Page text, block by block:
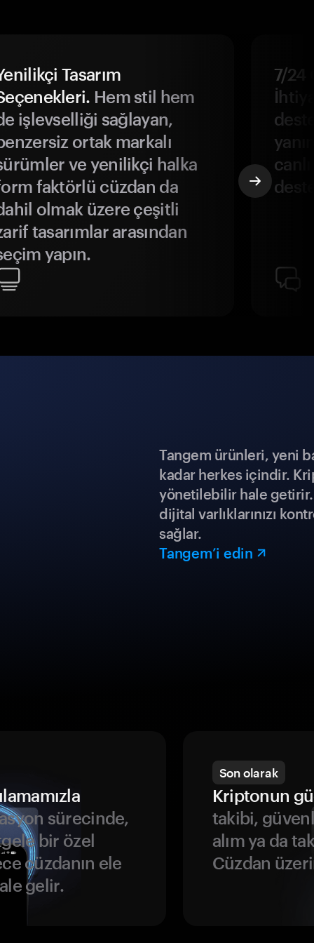
Tasarım
Hem stil hem
işlevselliği sağlayan,
ortak markalı
ve yenilikçi halka
faktörlü cüzdan da
olmak üzere çeşitli
tasarımlar arasından
yapın.
7/24
Tangem ürünleri, yeni
kadar herkes içindir.
yönetilebilir hale
dijital varlıklarınızı
sağlar.
Tangem’i edin
sürecinde,
bir özel
cüzdanın ele
gelir.
Son olarak
Kriptonun
takibi,
alım ya da
Cüzdan